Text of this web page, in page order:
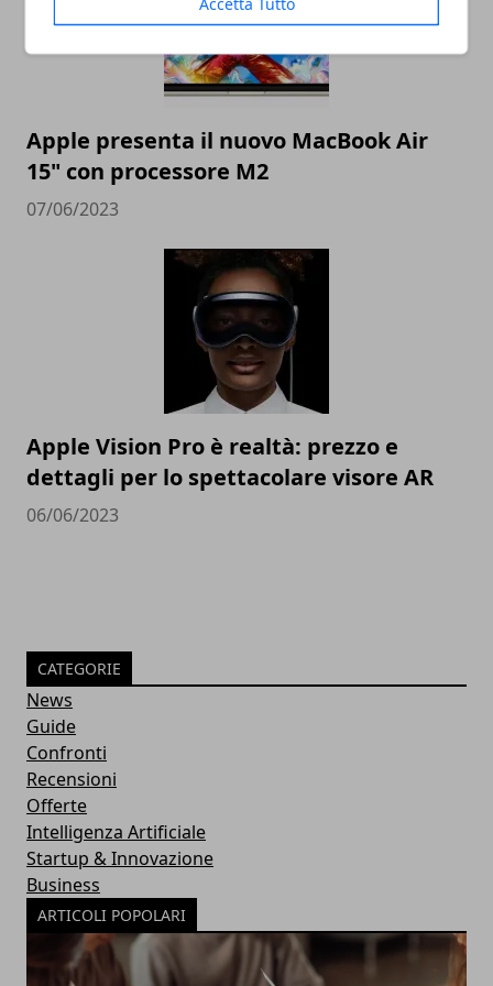
Apple presenta il nuovo MacBook Air
15" con processore M2
07/06/2023
Apple Vision Pro è realtà: prezzo e
dettagli per lo spettacolare visore AR
06/06/2023
CATEGORIE
News
Guide
Confronti
Recensioni
Offerte
Intelligenza Artificiale
Startup & Innovazione
Business
ARTICOLI POPOLARI